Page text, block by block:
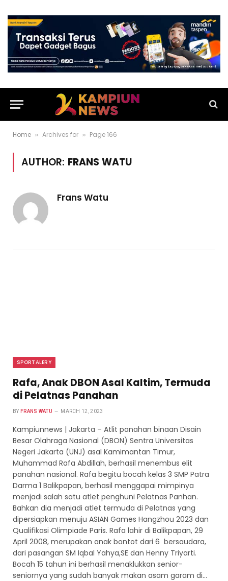
Home » Archives for » Page 166
AUTHOR: FRANS WATU
Frans Watu
SPORTALERY
Rafa, Anak DBON Asal Kaltim, Termuda
di Pelatnas Panahan
BY FRANS WATU MARCH 12, 2023
Kampiunnews | Jakarta – Atlit panahan binaan Disain
Besar Olahraga Nasional (DBON) Sentra Universitas
Negeri Jakarta (UNJ) asal Kamimantan Timur,
Muhammad Rafa Abdillah, berhasil menembus elit
panahan nasional. Rafa begitu bocah kelas 3 SMP Patra
Darma 1 Balikpapan, berhasil menggapai mimpinya
menjadi salah satu atlet penghuni Pelatnas Panhan.
Bahkan dia menjadi atlet termuda di Pelatnas yang
dipersiapkan menuju ASIAN Games Hangzhou 2023 dan
Qualifikasi Olimpiade Paris. Rafa lahir di Balikpapan, 29
April 2008, merupakan anak bontot dari 6 bersaudara,
dari pasangan SM Iqbal Yahya,SE dan Henny Triyarti.
Bocah 15 tahun ini berhasil menaklukkan senior-
seniornya yang sudah banyak makan asam garam di…